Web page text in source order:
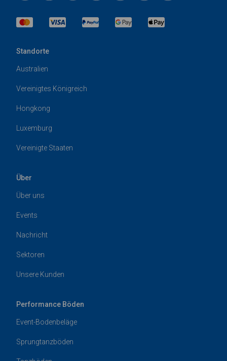
Standorte
Australien
Vereinigtes Königreich
Hongkong
Luxemburg
Vereinigte Staaten
Über
Über uns
Events
Nachricht
Sektoren
Unsere Kunden
Performance Böden
Event-Bodenbeläge
Sprungtanzböden